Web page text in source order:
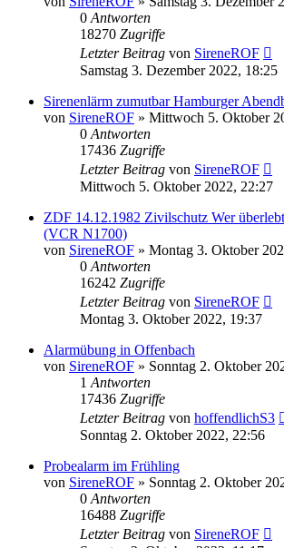
0 Antworten
18270 Zugriffe
Letzter Beitrag von SireneROF
Samstag 3. Dezember 2022, 18:25
Sirenenlärm zumutbar Hamburger
von SireneROF » Mittwoch 5. Oktober
0 Antworten
17436 Zugriffe
Letzter Beitrag von SireneROF
Mittwoch 5. Oktober 2022, 22:27
ZDF 14.12.1982 Zivilschutz Wer
(VCR N1700)
von SireneROF » Montag 3. Oktober
0 Antworten
16242 Zugriffe
Letzter Beitrag von SireneROF
Montag 3. Oktober 2022, 19:37
Alarmübung in Offenbach
von SireneROF » Sonntag 2. Oktober
1 Antworten
17436 Zugriffe
Letzter Beitrag von hoffendlichS3
Sonntag 2. Oktober 2022, 22:56
Probealarm im Frühling
von SireneROF » Sonntag 2. Oktober
0 Antworten
16488 Zugriffe
Letzter Beitrag von SireneROF